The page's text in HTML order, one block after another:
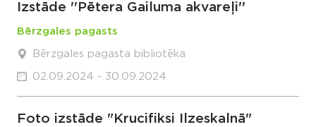
Izstāde ''Pētera Gailuma akvareļi''
Bērzgales pagasts
Bērzgales pagasta bibliotēka
02.09.2024 - 30.09.2024
Foto izstāde "Krucifiksi Ilzeskalnā"